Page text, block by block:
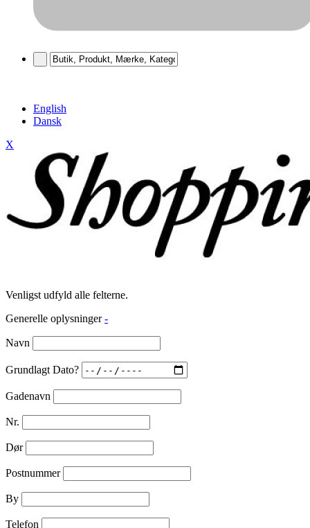
English
Dansk
X
Venligst udfyld alle felterne.
Generelle oplysninger -
Navn
Grundlagt Dato?
Gadenavn
Nr.
Dør
Postnummer
By
Telefon